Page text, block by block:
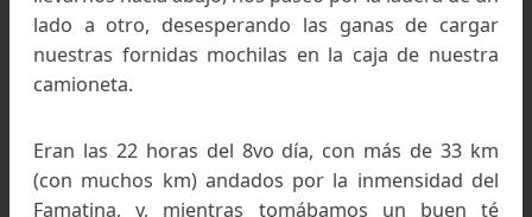
Primer travesía invernal a los Nevados de